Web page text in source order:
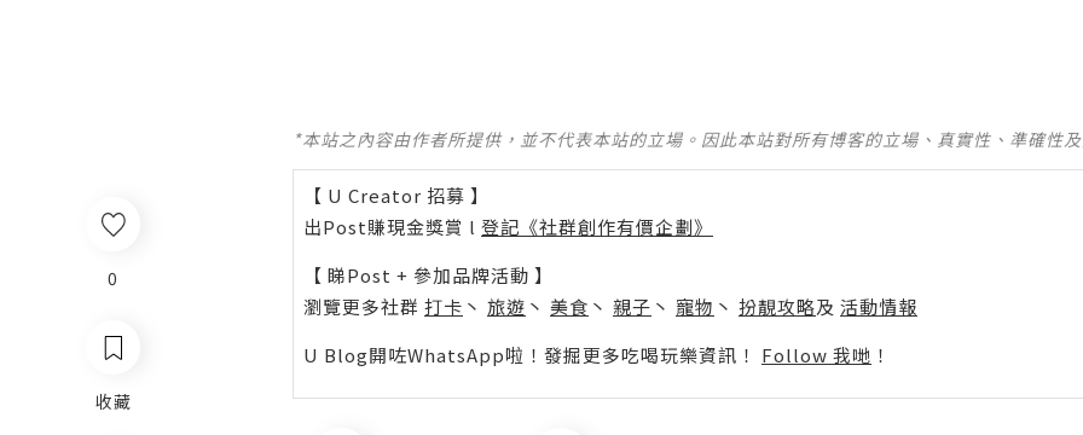
0
收藏
*本站之內容由作者所提供，並不代表本站的立場。因此本站對所有博客的立場、真實性、準確性
【 U Creator 招募 】
出Post賺現金獎賞 l 登記《社群創作有價企劃》
【 睇Post + 參加品牌活動 】
瀏覽更多社群 打卡 丶 旅遊 丶 美食 丶 親子 丶 寵物 丶 扮靚攻略及 活動情報
U Blog開咗WhatsApp啦！發掘更多吃喝玩樂資訊！ Follow 我哋 ！